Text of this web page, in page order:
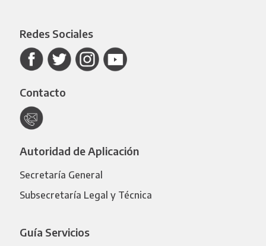
Redes Sociales
Contacto
Autoridad de Aplicación
Secretaría General
Subsecretaría Legal y Técnica
Guía Servicios